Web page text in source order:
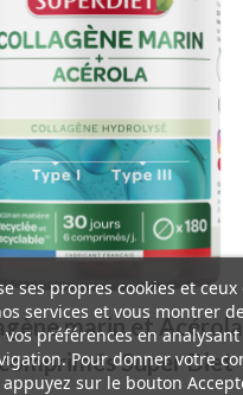
marin et Acérola
Super Diet
ses propres cookies et
services et vous montrer
préférences en analysant
Pour donner votre
sur le bouton